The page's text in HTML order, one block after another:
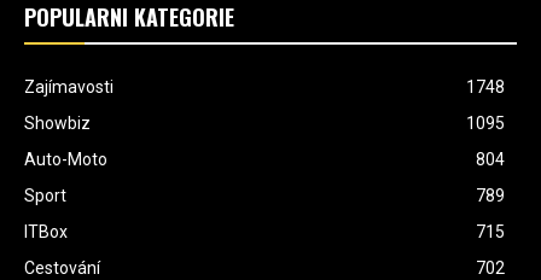
POPULÁRNÍ KATEGORIE
Zajímavosti
1748
Showbiz
1095
Auto-Moto
804
Sport
789
ITBox
715
Cestování
702